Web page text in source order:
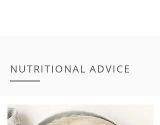
NUTRITIONAL ADVICE